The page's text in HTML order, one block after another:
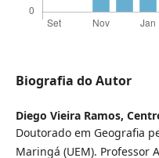
Biografia do Autor
Diego Vieira Ramos,
Doutorado em Geografia
Maringá (UEM). Professor